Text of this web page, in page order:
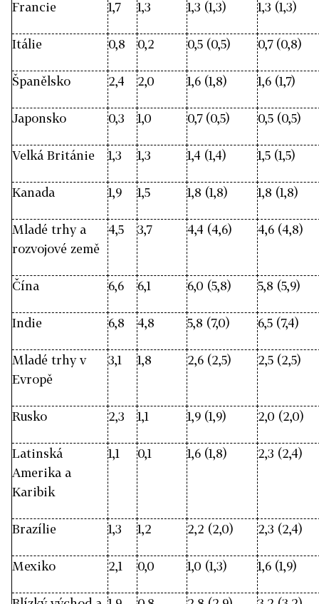
Francie 1,7 1,3 1,3 (1,3) 1,3 (1,3)
Itálie 0,8 0,2 0,5 (0,5) 0,7 (0,8)
Španělsko 2,4 2,0 1,6 (1,8) 1,6 (1,7)
Japonsko 0,3 1,0 0,7 (0,5) 0,5 (0,5)
Velká Británie 1,3 1,3 1,4 (1,4) 1,5 (1,5)
Kanada 1,9 1,5 1,8 (1,8) 1,8 (1,8)
Mladé trhy a
rozvojové země
4,5 3,7 4,4 (4,6) 4,6 (4,8)
Čína 6,6 6,1 6,0 (5,8) 5,8 (5,9)
Indie 6,8 4,8 5,8 (7,0) 6,5 (7,4)
Mladé trhy v
Evropě
3,1 1,8 2,6 (2,5) 2,5 (2,5)
Rusko 2,3 1,1 1,9 (1,9) 2,0 (2,0)
Latinská
Amerika a
Karibik
1,1 0,1 1,6 (1,8) 2,3 (2,4)
Brazílie 1,3 1,2 2,2 (2,0) 2,3 (2,4)
Mexiko 2,1 0,0 1,0 (1,3) 1,6 (1,9)